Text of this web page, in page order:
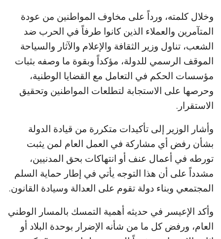
وخلال كلمته، ورداً على مخاوف المواطنين من عودة
المتآمرين والعملاء الذين كانوا طرفاً في الحرب ضد
الشعب، تناول وزير الثقافة والإعلام والآثار والسياحة
الموقف الرسمي للدولة، مؤكداً وبقوة ما وصفه بثبات
مؤسسات الحكم في التعامل مع القضايا الوطنية،
وحرصها على الاستجابة لتطلعات المواطنين وتحقيق
الاستقرار.
وأشار الوزير إلى تأكيدات متكررة من قيادة الدولة
بشأن رفض أي مشاركة في العمل العام لمن يثبت
تورطه في أعمال عنف أو انتهاكات بحق المدنيين،
مشدداً على أن هذا التوجه يأتي في إطار حماية السلم
المجتمعي وبناء دولة تقوم على العدالة وسيادة القانون.
وأكد الإعيسر في حديثه أهمية التمسك بالمسار الوطني
العام، ورفض كل ما من شأنه الإضرار بوحدة البلاد أو